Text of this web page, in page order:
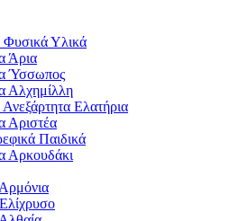
Υλικά
Άρια
Ύσσωπος
Αλχημίλλη
Ελατήρια
Αριστέα
Παιδικά
Αρκουδάκι